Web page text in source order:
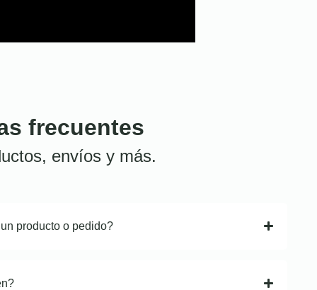
frecuentes
envíos y más.
producto o pedido?